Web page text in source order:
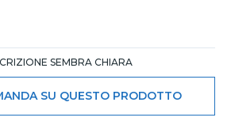
SEMBRA CHIARA
SU QUESTO PRODOTTO